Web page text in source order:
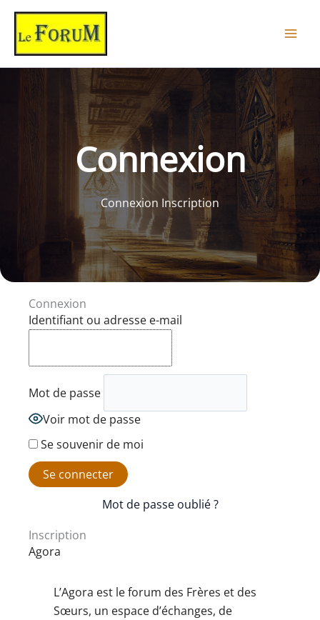
Aller
contenu
Connexion
Connexion Inscription
Connexion
Identifiant ou adresse e-mail
Mot de passe
Voir mot de passe
Se souvenir de moi
Mot de passe oublié ?
Inscription
Agora
L’Agora est le forum des Frères et des
Sœurs, un espace d’échanges, de